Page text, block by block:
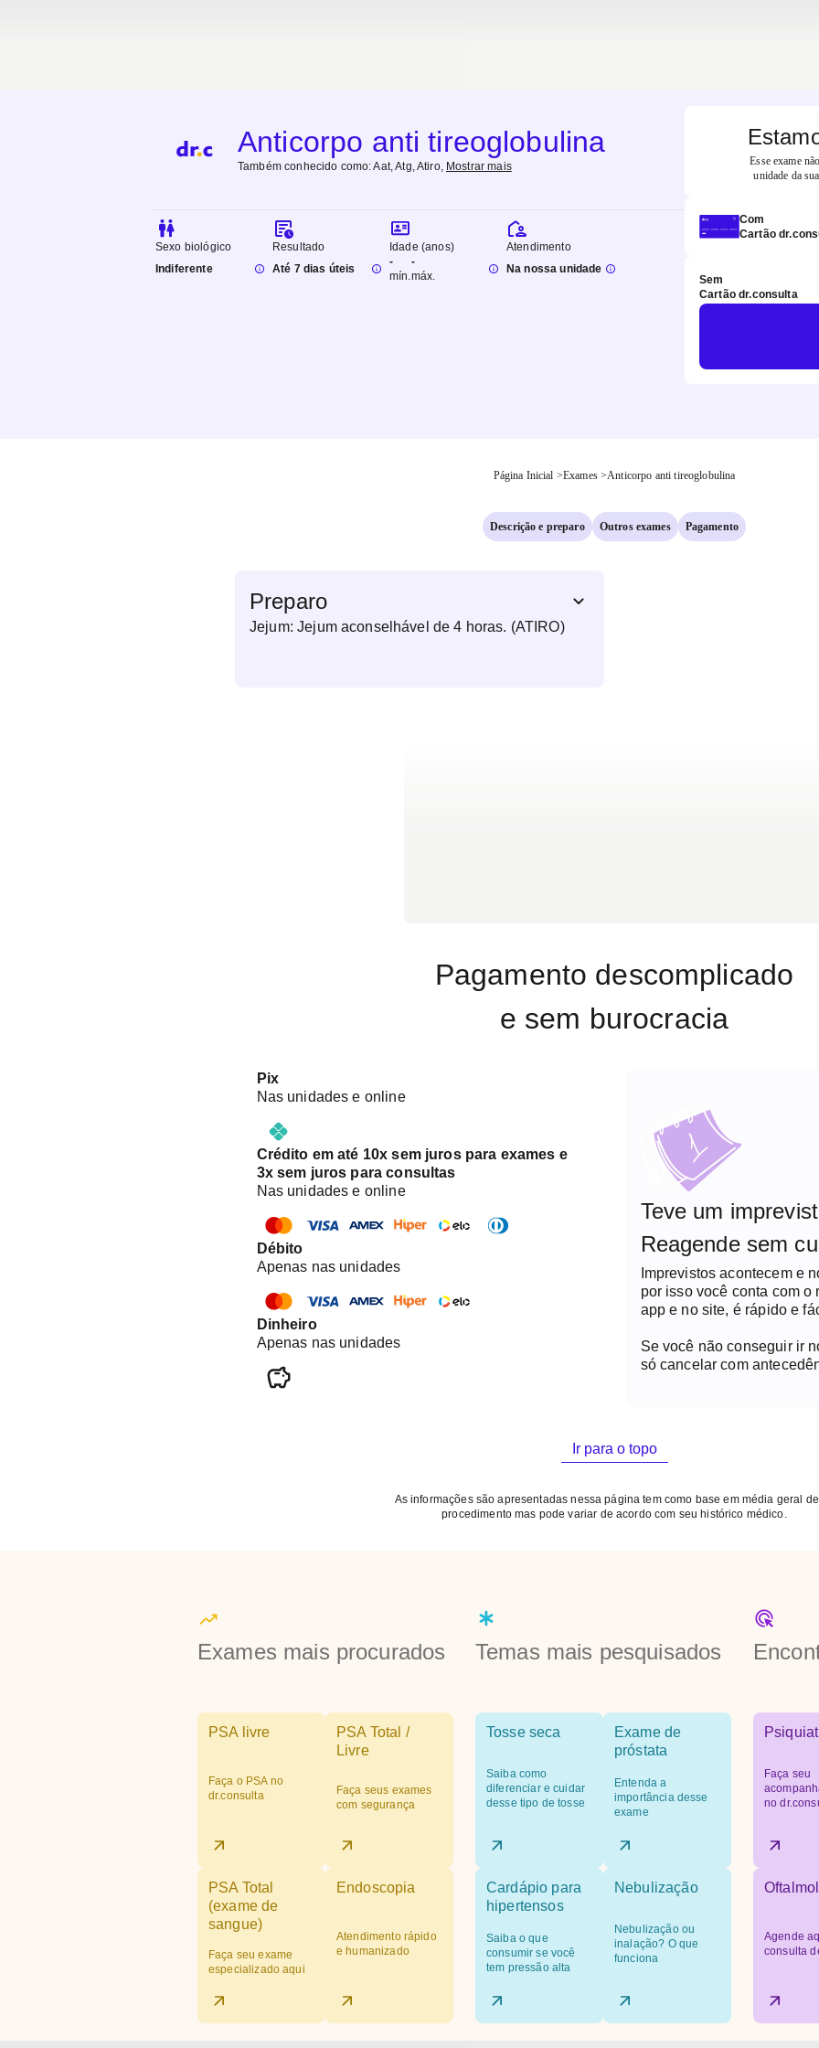
Anticorpo anti tireoglobulina
Também conhecido como:Aat, Atg, Atiro, Mostrar mais
Sexo biológico
Indiferente
Resultado
Até 7 dias úteis
Idade (anos)
-
mín.
-
máx.
Atendimento
Na nossa unidade
Esse exame
unidade da
Com
Cartão
Sem
Cartão dr.consulta
Página Inicial >Exames >Anticorpo anti tireoglobulina
Descrição e preparo Outros exames Pagamento
Preparo
Jejum: Jejum aconselhável de 4 horas. (ATIRO)
Pagamento descomplicado
e sem burocracia
Pix
Nas unidades e online
Crédito em até 10x sem juros para exames e
3x sem juros para consultas
Nas unidades e online
Débito
Apenas nas unidades
Dinheiro
Apenas nas unidades
Teve um
Reagende sem
Imprevistos acontecem e
por isso você conta com o
app e no site, é rápido e
Se você não conseguir ir
só cancelar com
Ir para o topo
As informações são apresentadas nessa página tem como base em média geral
procedimento mas pode variar de acordo com seu histórico médico.
Exames mais procurados
PSA livre
Faça o PSA no
dr.consulta
PSA Total /
Livre
Faça seus exames
com segurança
PSA Total
(exame de
sangue)
Faça seu exame
especializado aqui
Endoscopia
Atendimento rápido
e humanizado
Temas mais pesquisados
Tosse seca
Saiba como
diferenciar e cuidar
desse tipo de tosse
Exame de
próstata
Entenda a
importância desse
exame
Cardápio para
hipertensos
Saiba o que
consumir se você
tem pressão alta
Nebulização
Nebulização ou
inalação? O que
funciona
Faça seu
no
Agende
consulta